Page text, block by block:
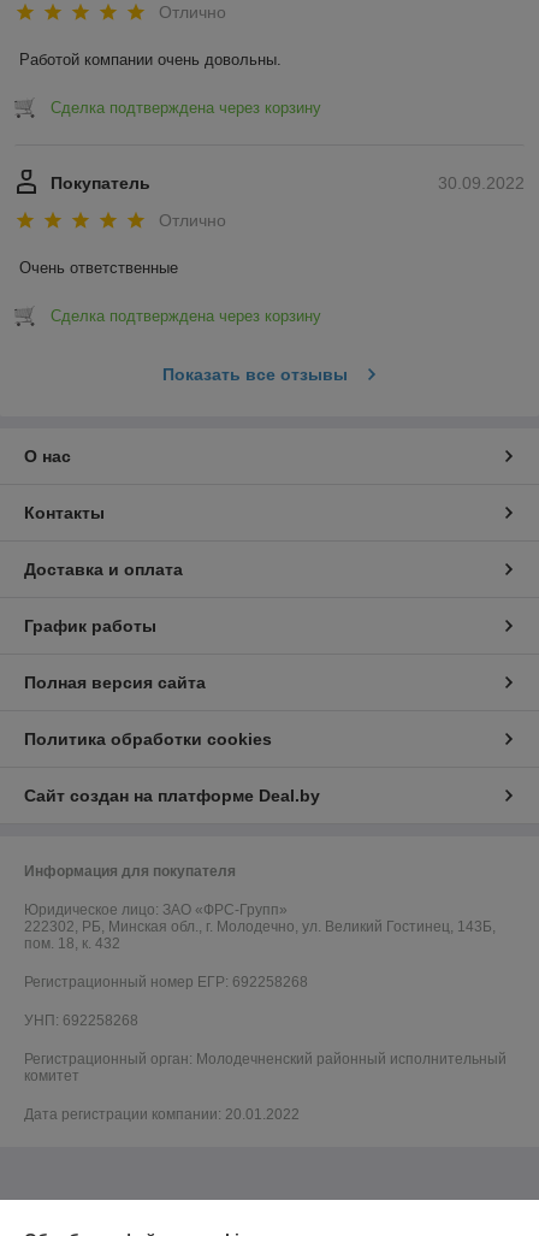
Отлично
Работой компании очень довольны.
Сделка подтверждена через корзину
30.09.2022
Покупатель
Отлично
Очень ответственные
Сделка подтверждена через корзину
Показать все отзывы
О нас
Контакты
Доставка и оплата
График работы
Полная версия сайта
Политика обработки cookies
Сайт создан на платформе Deal.by
Информация для покупателя
Юридическое лицо: ЗАО «ФРС-Групп»
222302, РБ, Минская обл., г. Молодечно, ул. Великий Гостинец, 143Б,
пом. 18, к. 432
Регистрационный номер ЕГР: 692258268
УНП: 692258268
Регистрационный орган: Молодечненский районный исполнительный
комитет
Дата регистрации компании: 20.01.2022